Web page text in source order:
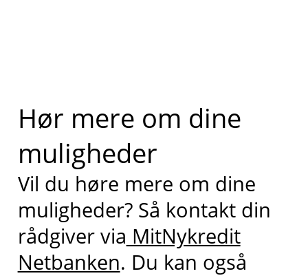
Hør mere om dine
muligheder
Vil du høre mere om dine
muligheder? Så kontakt din
rådgiver via MitNykredit
Netbanken. Du kan også